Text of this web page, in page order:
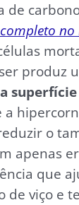
de
no
produz
a
o
apenas
que
de viço e